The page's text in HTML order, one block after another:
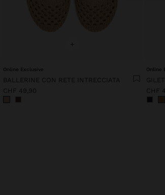
+
Online Exclusive
BALLERINE CON RETE INTRECCIATA
CHF 49,90
Online
CHF